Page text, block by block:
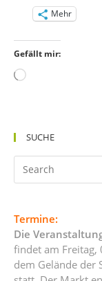
Mehr
Gefällt mir:
Wird
SUCHE
Termine:
Die
findet am Freitag,
dem Gelände der